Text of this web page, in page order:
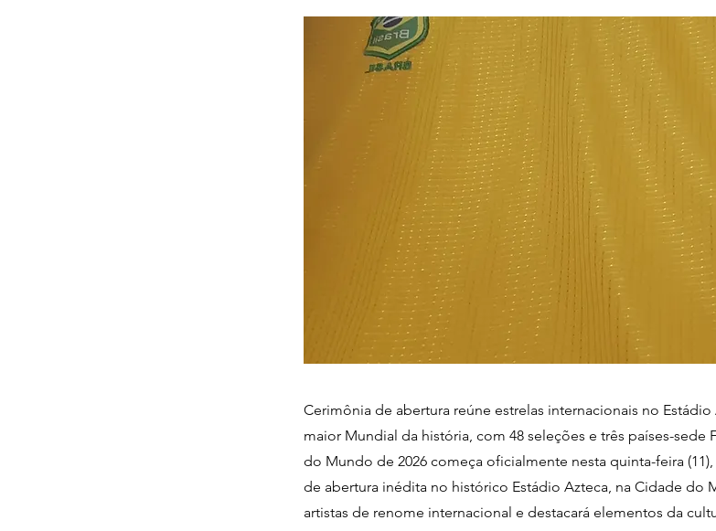
Cerimônia de abertura reúne estrelas internacionais no
maior Mundial da história, com 48 seleções e três países-sede
do Mundo de 2026 começa oficialmente nesta quinta-feira
de abertura inédita no histórico Estádio Azteca, na Cidade do
artistas de renome internacional e destacará elementos da